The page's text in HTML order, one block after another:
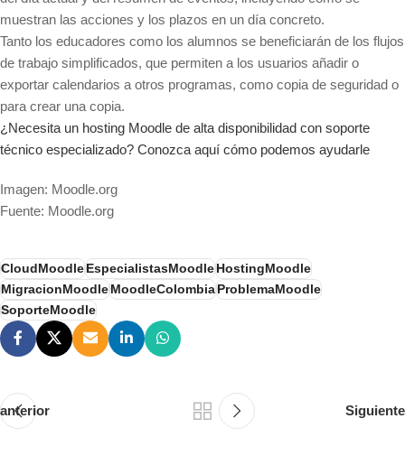
muestran las acciones y los plazos en un día concreto.
Tanto los educadores como los alumnos se beneficiarán de los flujos
de trabajo simplificados, que permiten a los usuarios añadir o
exportar calendarios a otros programas, como copia de seguridad o
para crear una copia.
¿Necesita un hosting Moodle de alta disponibilidad con soporte
técnico especializado? Conozca aquí cómo podemos ayudarle
Imagen: Moodle.org
Fuente: Moodle.org
CloudMoodleEspecialistasMoodleHostingMoodle
MigracionMoodleMoodleColombiaProblemaMoodle
SoporteMoodle
anterior Siguiente